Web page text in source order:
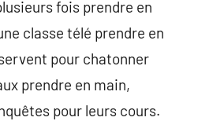
fois prendre en
classe télé prendre en
pour chatonner
prendre en main,
pour leurs cours.